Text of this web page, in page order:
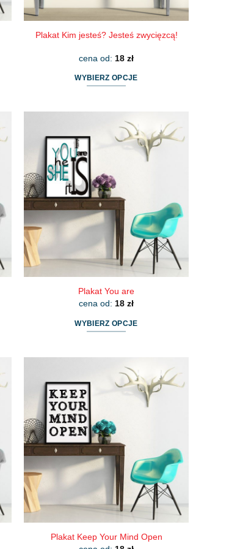
Plakat Kim jesteś? Jesteś zwycięzcą!
cena od: 18 zł
WYBIERZ OPCJE
wiele
wariantów.
można
wybrać
stronie
produktu
Plakat You are
cena od: 18 zł
WYBIERZ OPCJE
wiele
wariantów.
można
wybrać
stronie
produktu
Plakat Keep Your Mind Open